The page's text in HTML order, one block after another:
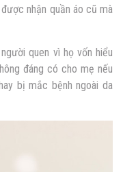
nhận quần áo cũ mà
quen vì họ vốn hiểu
đáng có cho mẹ nếu
bị mắc bệnh ngoài da